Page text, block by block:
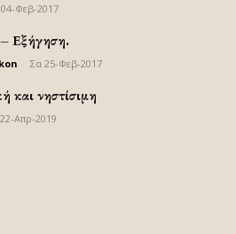
Φεβ-2017
Εξήγηση.
Σα 25-Φεβ-2017
και νηστίσιμη
Απρ-2019